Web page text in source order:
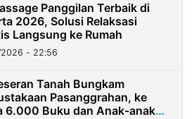
Panggilan Terbaik di
2026, Solusi Relaksasi
Langsung ke Rumah
- 22:56
Tanah Bungkam
Pasanggrahan, ke
6.000 Buku dan Anak-anak